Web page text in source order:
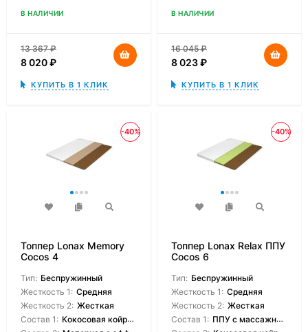
В НАЛИЧИИ
13 367₽
8 020₽
КУПИТЬ В 1 КЛИК
В НАЛИЧИИ
16 045₽
8 023₽
КУПИТЬ В 1 КЛИК
-40%
Топпер Lonax Memory
Cocos 4
Тип: Беспружинный
Жесткость 1: Средняя
Жесткость 2: Жесткая
Состав 1: Кокосовая койрвовая койра
-40%
Топпер Lonax Relax ППУ
Cocos 6
Тип: Беспружинный
Жесткость 1: Средняя
Жесткость 2: Жесткая
Состав 1: ППУ с массажным эффектом